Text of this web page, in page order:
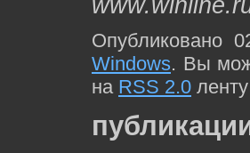
Опубликовано
Windows. Вы
на RSS 2.0